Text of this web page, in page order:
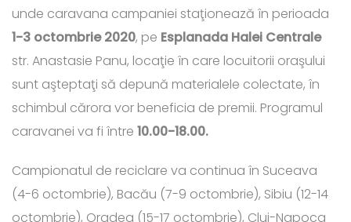
unde caravana campaniei staţionează în perioada
1-3 octombrie 2020, pe Esplanada Halei Centrale
str. Anastasie Panu, locaţie în care locuitorii oraşului
sunt aşteptaţi să depună materialele colectate, în
schimbul cărora vor beneficia de premii. Programul
caravanei va fi între 10.00-18.00.
Campionatul de reciclare va continua în Suceava
(4-6 octombrie), Bacău (7-9 octombrie), Sibiu (12-14
octombrie), Oradea (15-17 octombrie), Cluj-Napoca